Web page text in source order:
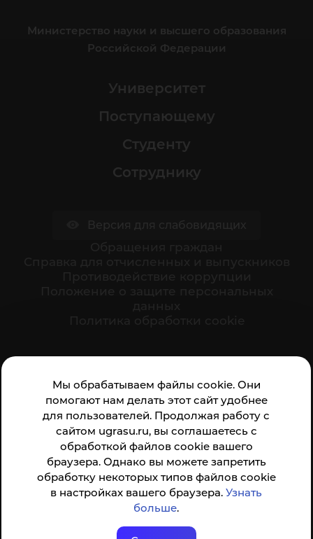
Мы обрабатываем файлы cookie. Они
помогают нам делать этот сайт удобнее
для пользователей. Продолжая работу с
сайтом ugrasu.ru, вы соглашаетесь с
обработкой файлов cookie вашего
браузера. Однако вы можете запретить
обработку некоторых типов файлов cookie
в настройках вашего браузера.Узнать
больше.
Министерство науки и высшего образования
Российской Федерации
Университет
Поступающему
Студенту
Сотруднику
организации:
Анкета доступна по QR-коду, а так же по прямой
ссылке